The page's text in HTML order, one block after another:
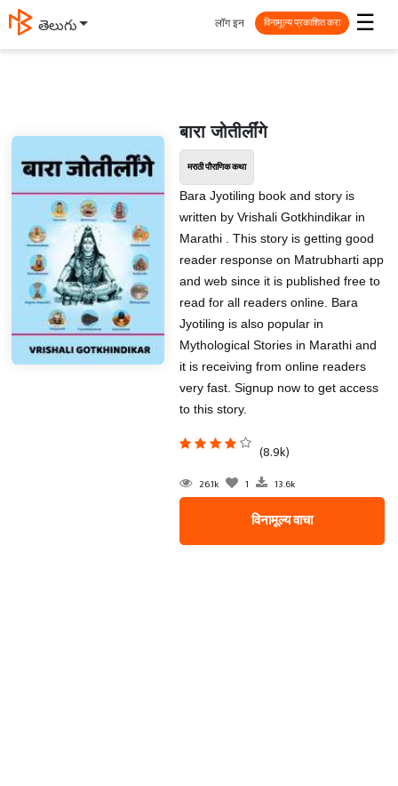
తెలుగు ☰
लॉग इन विनामूल्य प्रकाशित करा
बारा जोतीर्लींगे
मराठी पौराणिक कथा
Bara Jyotiling book and story is
written by Vrishali Gotkhindikar in
Marathi . This story is getting good
reader response on Matrubharti app
and web since it is published free to
read for all readers online. Bara
Jyotiling is also popular in
Mythological Stories in Marathi and
it is receiving from online readers
very fast. Signup now to get access
to this story.
(8.9k)
26.1k 1 13.6k
विनामूल्य वाचा